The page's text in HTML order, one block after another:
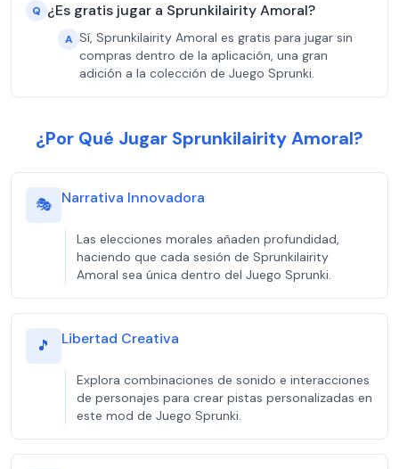
Q ¿Es gratis jugar a Sprunkilairity Amoral?
A Sí, Sprunkilairity Amoral es gratis para jugar sin
compras dentro de la aplicación, una gran
adición a la colección de Juego Sprunki.
¿Por Qué Jugar Sprunkilairity Amoral?
🎭 Narrativa Innovadora
Las elecciones morales añaden profundidad,
haciendo que cada sesión de Sprunkilairity
Amoral sea única dentro del Juego Sprunki.
🎵 Libertad Creativa
Explora combinaciones de sonido e interacciones
de personajes para crear pistas personalizadas en
este mod de Juego Sprunki.